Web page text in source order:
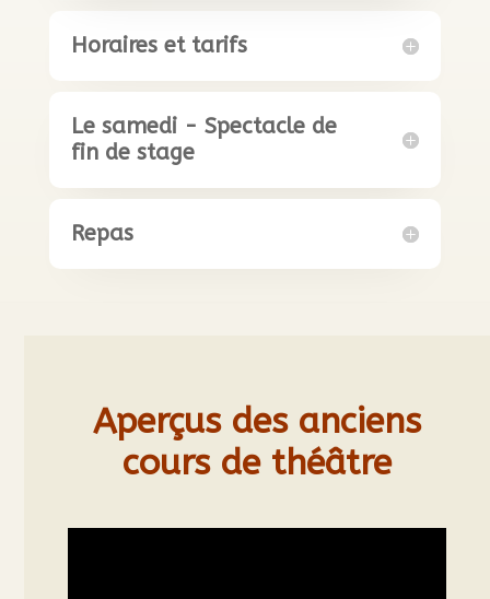
Horaires et tarifs
Le samedi - Spectacle de
fin de stage
Repas
Aperçus des anciens
cours de théâtre